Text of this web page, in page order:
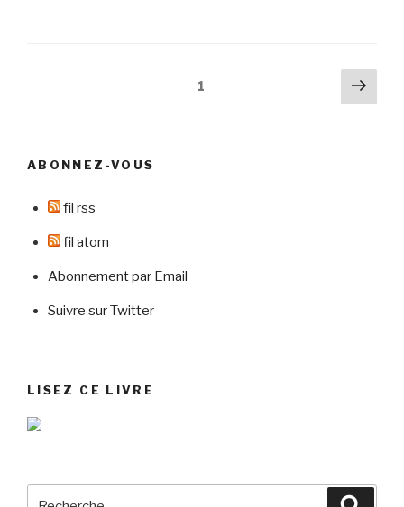
? »
1
ABONNEZ-VOUS
fil rss
fil atom
Abonnement par Email
Suivre sur Twitter
LISEZ CE LIVRE